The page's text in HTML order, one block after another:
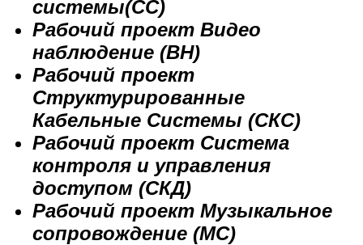
системы(СС)
Рабочий проект Видео
наблюдение (ВН)
Рабочий проект
Структурированные
Кабельные Системы (СКС)
Рабочий проект Система
контроля и управления
доступом (СКД)
Рабочий проект Музыкальное
сопровождение (МС)